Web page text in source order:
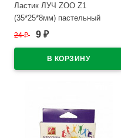
Ластик ЛУЧ ZOO Z1
(35*25*8мм) пастельный
ассорти арт.31С 1966-08
24₽ 9 ₽